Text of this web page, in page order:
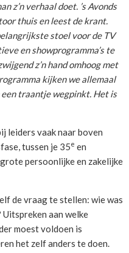
z’n verhaal doet. ’s Avonds
thuis en leest de krant.
stoel voor de TV
en showprogramma’s te
z’n hand omhoog met
kijken we allemaal
traantje wegpinkt. Het is
leiders vaak naar boven
tussen je 35e en
persoonlijke en zakelijke
de vraag te stellen: wie was
aan welke
moest voldoen is
het zelf anders te doen.